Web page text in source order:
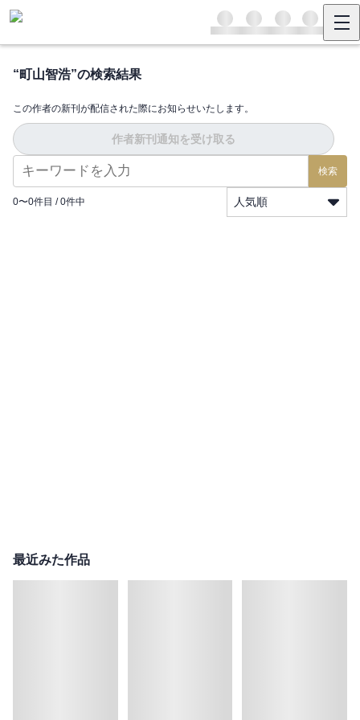
“町山智浩”の検索結果
この作者の新刊が配信された際にお知らせいたします。
作者新刊通知を受け取る
検索
0〜0件目 / 0件中 人気順
最近みた作品